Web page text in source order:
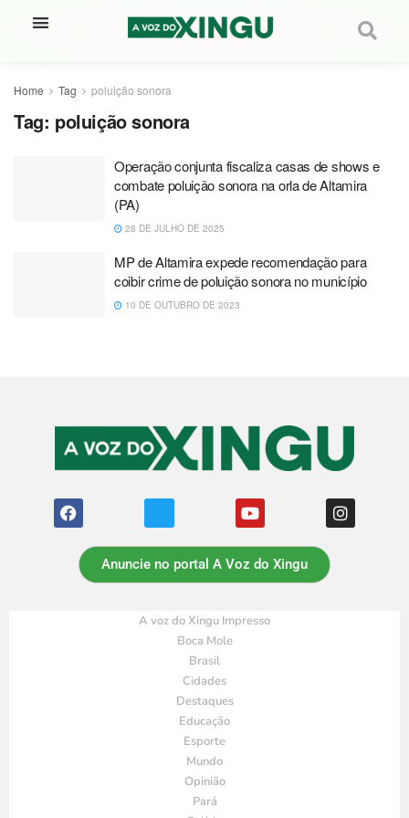
Home Tag poluição sonora
Tag: poluição sonora
Operação conjunta fiscaliza casas de shows e
combate poluição sonora na orla de Altamira
(PA)
28 DE JULHO DE 2025
MP de Altamira expede recomendação para
coibir crime de poluição sonora no município
10 DE OUTUBRO DE 2023
Anuncie no portal A Voz do Xingu
A voz do Xingu Impresso
Boca Mole
Brasil
Cidades
Destaques
Educação
Esporte
Mundo
Opinião
Pará